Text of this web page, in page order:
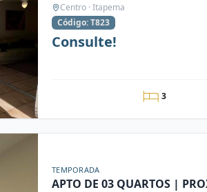
Centro · Itapema
Código: T823
Consulte!
3
TEMPORADA
APTO DE 03 QUARTOS |